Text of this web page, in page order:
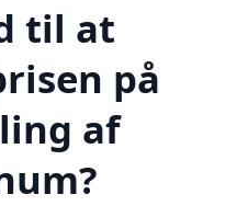
til at
på
af